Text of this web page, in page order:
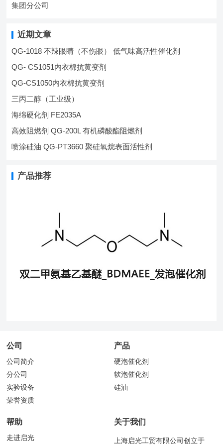
集团分公司
近期文章
QG-1018 不辣眼睛（不伤眼） 低气味高活性催化剂
QG- CS1051内衣棉抗黄变剂
QG-CS1050内衣棉抗黄变剂
三丙二醇（工业级）
海绵硬化剂 FE2035A
高效阻燃剂 QG-200L 有机磷酸酯阻燃剂
喷涂硅油 QG-PT3660 聚硅氧烷表面活性剂
产品推荐
公司
公司简介
分公司
实验设备
荣誉资质
产品
硬泡催化剂
软泡催化剂
硅油
帮助
走进启光
关于我们
上海启光工贸有限公司创立于